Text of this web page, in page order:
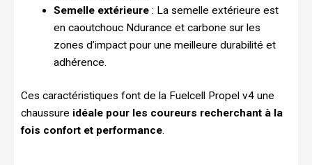
Semelle extérieure: La semelle extérieure est
en caoutchouc Ndurance et carbone sur les
zones d’impact pour une meilleure durabilité et
adhérence.
Ces caractéristiques font de la Fuelcell Propel v4 une
chaussure idéale pour les coureurs recherchant à la
fois confort et performance.